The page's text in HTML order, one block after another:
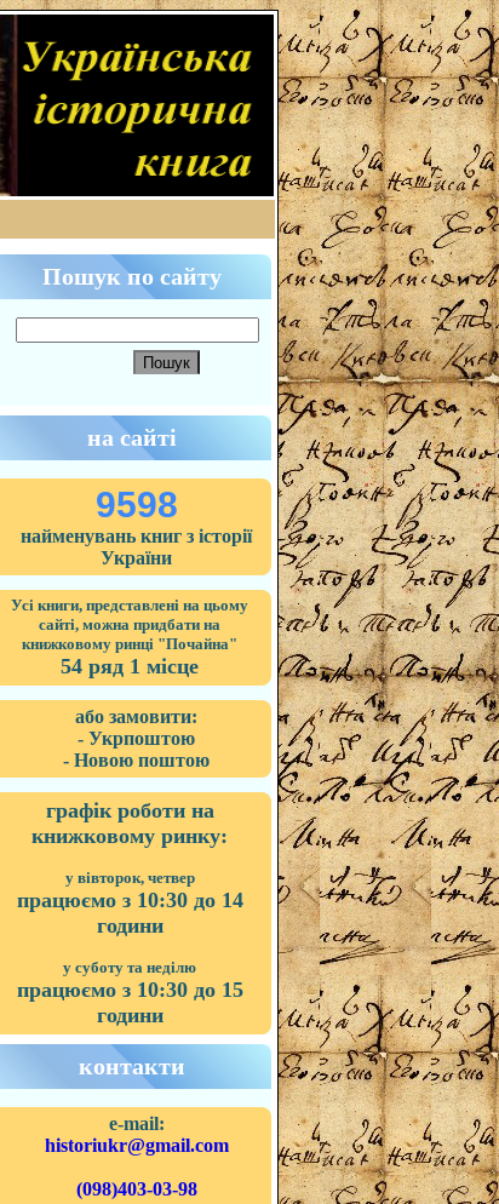
Пошук по сайту
на сайті
9598
найменувань книг з історії
України
Усі книги, представлені на цьому
сайті, можна придбати на
книжковому ринці "Почайна"
54 ряд 1 місце
або замовити:
- Укрпоштою
- Новою поштою
графік роботи на
книжковому ринку:
у вівторок, четвер
працюємо з 10:30 до 14
години
у суботу та неділю
працюємо з 10:30 до 15
години
контакти
e-mail:
historiukr@gmail.com
(098)403-03-98